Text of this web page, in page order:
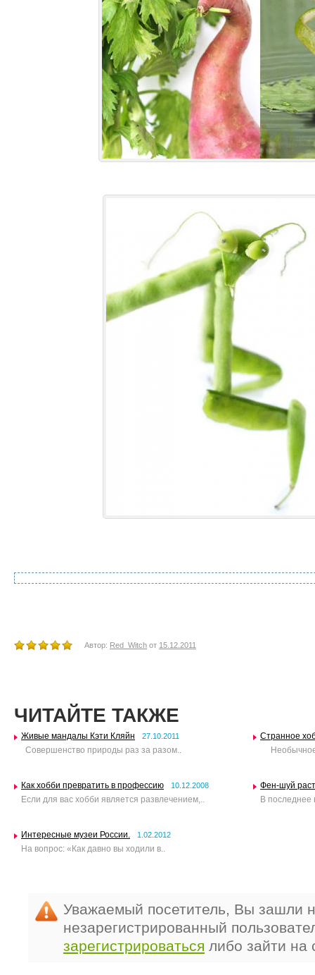
Автор: Red_Witch от 15.12.2011
ЧИТАЙТЕ ТАКЖЕ
Живые мандалы Кэти Кляйн 27.10.2011
Совершенство природы раз за разом..
Странное
Необычное
Как хобби превратить в профессию 10.12.2008
Если для вас хобби является развлечением,..
Фен-шуй
В последнее
Интересные музеи России. 1.02.2012
На вопрос: «Как давно вы ходили в..
Уважаемый посетитель, Вы зашли
незарегистрированный
зарегистрироваться либо зайти на